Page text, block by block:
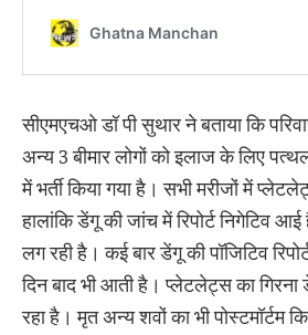
सीएमएचओ डॉ पी सुथार ने बताया कि
अन्य 3 बीमार लोगों को इलाज के लिए
में भर्ती किया गया है। सभी मरीजों में
हालांकि डेंगू की जांच में रिपोर्ट निगेटिव
लग रही है। कई बार डेंगू की पॉजिटिव
दिन बाद भी आती है। प्लेटलेट्स का
रहा है। मृत अन्य शवों का भी पोस्टमॉर्टम